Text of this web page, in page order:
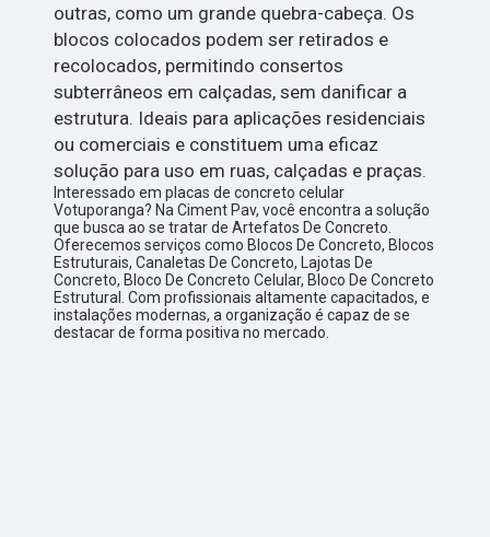
outras, como um grande quebra-cabeça. Os
blocos colocados podem ser retirados e
recolocados, permitindo consertos
subterrâneos em calçadas, sem danificar a
estrutura. Ideais para aplicações residenciais
ou comerciais e constituem uma eficaz
solução para uso em ruas, calçadas e praças.
Interessado em placas de concreto celular
Votuporanga? Na Ciment Pav, você encontra a solução
que busca ao se tratar de Artefatos De Concreto.
Oferecemos serviços como Blocos De Concreto, Blocos
Estruturais, Canaletas De Concreto, Lajotas De
Concreto, Bloco De Concreto Celular, Bloco De Concreto
Estrutural. Com profissionais altamente capacitados, e
instalações modernas, a organização é capaz de se
destacar de forma positiva no mercado.